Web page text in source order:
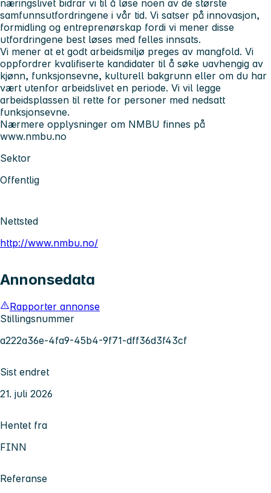
næringslivet bidrar vi til å løse noen av de største
samfunnsutfordringene i vår tid. Vi satser på innovasjon,
formidling og entreprenørskap fordi vi mener disse
utfordringene best løses med felles innsats.
Vi mener at et godt arbeidsmiljø preges av mangfold. Vi
oppfordrer kvalifiserte kandidater til å søke uavhengig av
kjønn, funksjonsevne, kulturell bakgrunn eller om du har
vært utenfor arbeidslivet en periode. Vi vil legge
arbeidsplassen til rette for personer med nedsatt
funksjonsevne.
Nærmere opplysninger om NMBU finnes på
www.nmbu.no
Sektor
Offentlig
Nettsted
http://www.nmbu.no/
Annonsedata
Rapporter annonse
Stillingsnummer
a222a36e-4fa9-45b4-9f71-dff36d3f43cf
Sist endret
21. juli 2026
Hentet fra
FINN
Referanse